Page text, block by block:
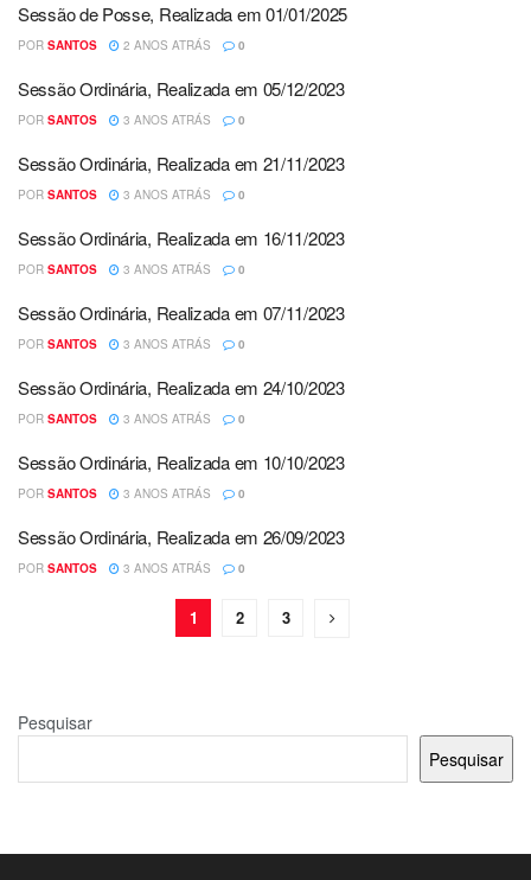
Sessão de Posse, Realizada em 01/01/2025
POR SANTOS 2 ANOS ATRÁS 0
Sessão Ordinária, Realizada em 05/12/2023
POR SANTOS 3 ANOS ATRÁS 0
Sessão Ordinária, Realizada em 21/11/2023
POR SANTOS 3 ANOS ATRÁS 0
Sessão Ordinária, Realizada em 16/11/2023
POR SANTOS 3 ANOS ATRÁS 0
Sessão Ordinária, Realizada em 07/11/2023
POR SANTOS 3 ANOS ATRÁS 0
Sessão Ordinária, Realizada em 24/10/2023
POR SANTOS 3 ANOS ATRÁS 0
Sessão Ordinária, Realizada em 10/10/2023
POR SANTOS 3 ANOS ATRÁS 0
Sessão Ordinária, Realizada em 26/09/2023
POR SANTOS 3 ANOS ATRÁS 0
1 2 3
Pesquisar
Pesquisar